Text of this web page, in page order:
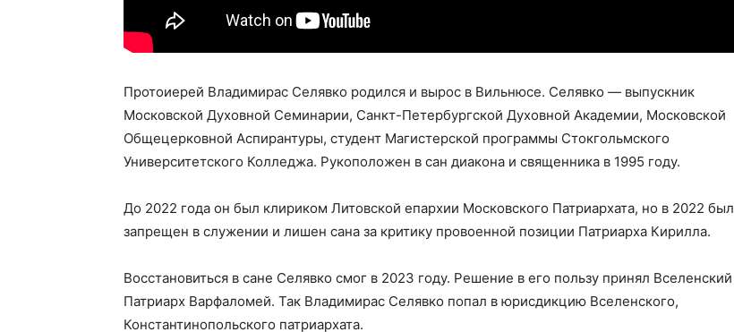
Протоиерей Владимирас Селявко родился и вырос в Вильнюсе. Селявко — выпускник
Московской Духовной Семинарии, Санкт-Петербургской Духовной Академии, Московской
Общецерковной Аспирантуры, студент Магистерской программы Стокгольмского
Университетского Колледжа. Рукоположен в сан диакона и священника в 1995 году.
До 2022 года он был клириком Литовской епархии Московского Патриархата, но в 2022 был
запрещен в служении и лишен сана за критику провоенной позиции Патриарха Кирилла.
Восстановиться в сане Селявко смог в 2023 году. Решение в его пользу принял Вселенский
Патриарх Варфаломей. Так Владимирас Селявко попал в юрисдикцию Вселенского,
Константинопольского патриархата.